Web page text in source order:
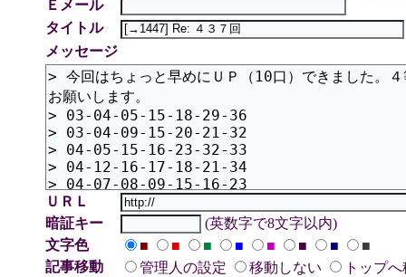
Ｅメール
タイトル
メッセージ
ＵＲＬ
暗証キー
(英数字で8文字以内)
文字色
■ ■ ■ ■ ■ ■ ■
■
記事移動
管理人の設定 移動しない
トップ